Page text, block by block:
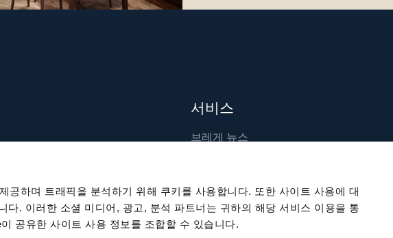
공하며 트래픽을 분석하기 위해 쿠키를 사용합니다. 또한 사이트 사용에 대
다. 이러한 소셜 미디어, 광고, 분석 파트너는 귀하의 해당 서비스 이용을 통
공유한 사이트 사용 정보를 조합할 수 있습니다.
기
서비스
브레게 뉴스
출판물
지속 가능성
채용